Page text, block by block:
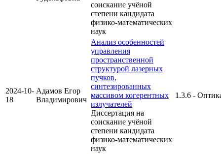
соискание учёной
степени кандидата
физико-математических
наук
2024-10-
18
Адамов Егор
Владимирович
Анализ особенностей
управления
пространственной
структурой лазерных
пучков,
синтезированных
массивом когерентных
излучателей
Диссертация на
соискание учёной
степени кандидата
физико-математических
наук
1.3.6 -